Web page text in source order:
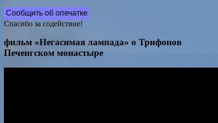
Сообщить об опечатке
Спасибо за содействие!
фильм «Негасимая лампада» о Трифонов
Печенгском монастыре